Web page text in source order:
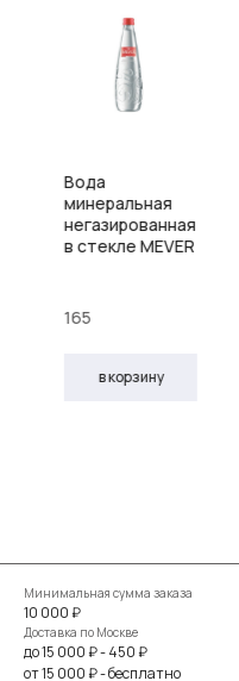
Вода
минеральная
негазированная
в стекле MEVER
165
в корзину
Минимальная сумма заказа
10 000 ₽
Доставка по Москве
до 15 000 ₽ - 450 ₽
от 15 000 ₽ - бесплатно